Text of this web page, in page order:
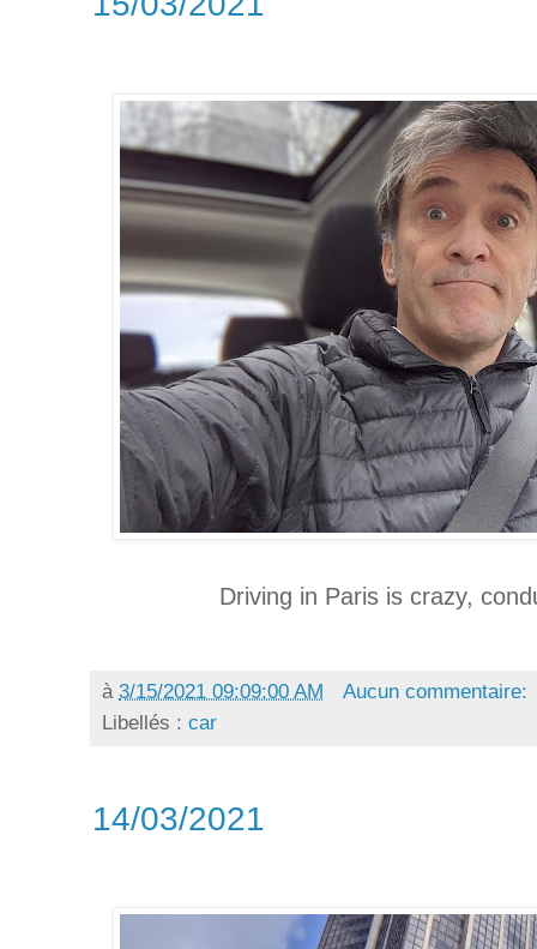
Driving in Paris is crazy,
à 3/15/2021 09:09:00 AM
Aucun commentaire:
Libellés : car
14/03/2021